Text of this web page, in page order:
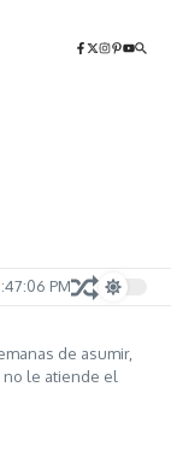
PM
de asumir,
le atiende el